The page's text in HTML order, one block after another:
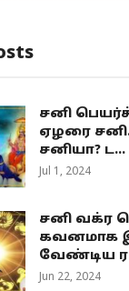
சனி
ஏழரை
சனியா? ட...
Jul 1, 2024
சனி வக்ர
கவனமாக
வேண்டிய
Jun 22, 2024